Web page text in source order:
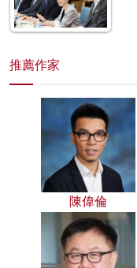
推薦作家
陳偉倫